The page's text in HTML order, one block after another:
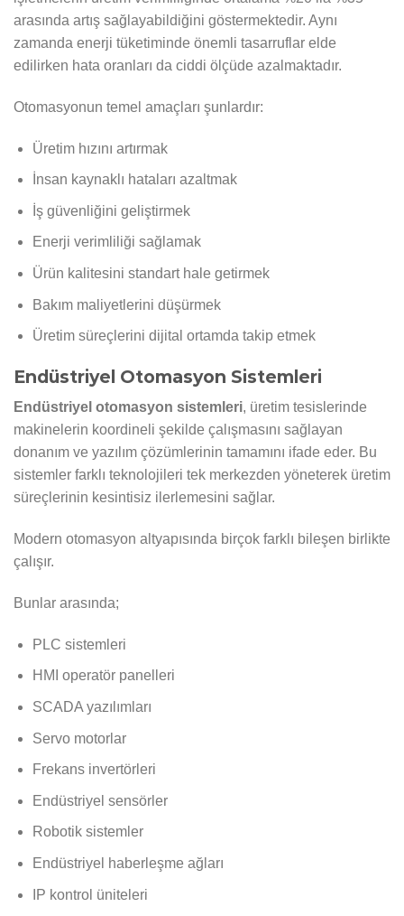
arasında artış sağlayabildiğini göstermektedir. Aynı
zamanda enerji tüketiminde önemli tasarruflar elde
edilirken hata oranları da ciddi ölçüde azalmaktadır.
Otomasyonun temel amaçları şunlardır:
Üretim hızını artırmak
İnsan kaynaklı hataları azaltmak
İş güvenliğini geliştirmek
Enerji verimliliği sağlamak
Ürün kalitesini standart hale getirmek
Bakım maliyetlerini düşürmek
Üretim süreçlerini dijital ortamda takip etmek
Endüstriyel Otomasyon Sistemleri
Endüstriyel otomasyon sistemleri, üretim tesislerinde
makinelerin koordineli şekilde çalışmasını sağlayan
donanım ve yazılım çözümlerinin tamamını ifade eder. Bu
sistemler farklı teknolojileri tek merkezden yöneterek üretim
süreçlerinin kesintisiz ilerlemesini sağlar.
Modern otomasyon altyapısında birçok farklı bileşen birlikte
çalışır.
Bunlar arasında;
PLC sistemleri
HMI operatör panelleri
SCADA yazılımları
Servo motorlar
Frekans invertörleri
Endüstriyel sensörler
Robotik sistemler
Endüstriyel haberleşme ağları
IP kontrol üniteleri